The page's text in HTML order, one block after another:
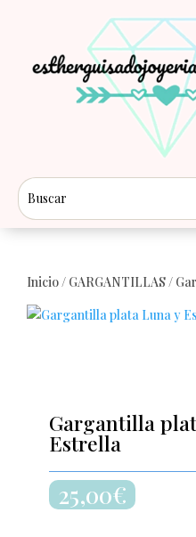
Inicio/ GARGANTILLAS/
Gargantilla
Estrella
25,00€